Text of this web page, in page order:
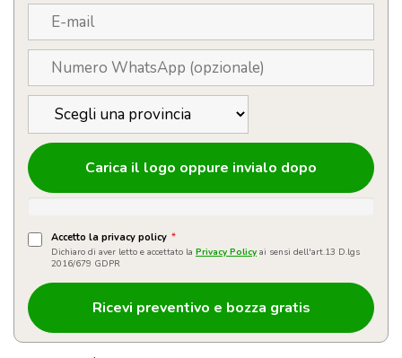
Carica il logo oppure invialo dopo
Accetto la privacy policy *
Dichiaro di aver letto e accettato la Privacy Policy ai sensi dell'art.13 D.lgs
2016/679 GDPR